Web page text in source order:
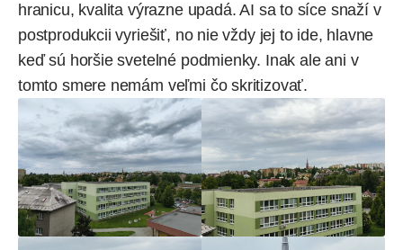
hranicu, kvalita výrazne upadá. AI sa to síce snaží v
postprodukcii vyriešiť, no nie vždy jej to ide, hlavne
keď sú horšie svetelné podmienky. Inak ale ani v
tomto smere nemám veľmi čo skritizovať.